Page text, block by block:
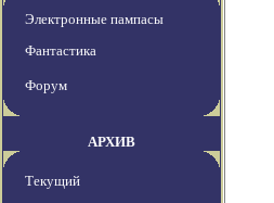
Электронные пампасы
Фантастика
Форум
АРХИВ
Текущий